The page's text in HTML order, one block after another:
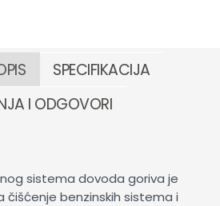
SPECIFIKACIJA
I ODGOVORI
sistema dovoda goriva je
čišćenje benzinskih sistema i